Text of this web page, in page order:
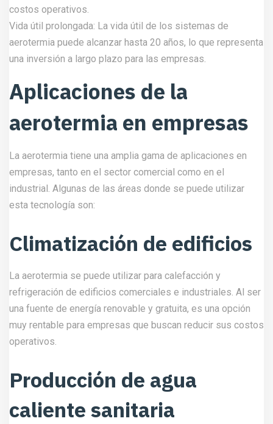
costos operativos.
Vida útil prolongada: La vida útil de los sistemas de
aerotermia puede alcanzar hasta 20 años, lo que representa
una inversión a largo plazo para las empresas.
Aplicaciones de la
aerotermia en empresas
La aerotermia tiene una amplia gama de aplicaciones en
empresas, tanto en el sector comercial como en el
industrial. Algunas de las áreas donde se puede utilizar
esta tecnología son:
Climatización de edificios
La aerotermia se puede utilizar para calefacción y
refrigeración de edificios comerciales e industriales. Al ser
una fuente de energía renovable y gratuita, es una opción
muy rentable para empresas que buscan reducir sus costos
operativos.
Producción de agua
caliente sanitaria